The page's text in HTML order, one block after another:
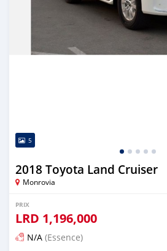
5
2018 Toyota Land Cruiser
Monrovia
PRIX
LRD 1,196,000
N/A (Essence)